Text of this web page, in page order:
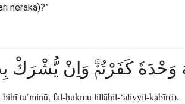
neraka)?”
وَحْدَهٗ كَفَرْتُمْۚ وَاِنْ يُّشْرَكْ بِهٖ
tu’minū, fal-ḥukmu lillāhil-‘aliyyil-kabīr(i).